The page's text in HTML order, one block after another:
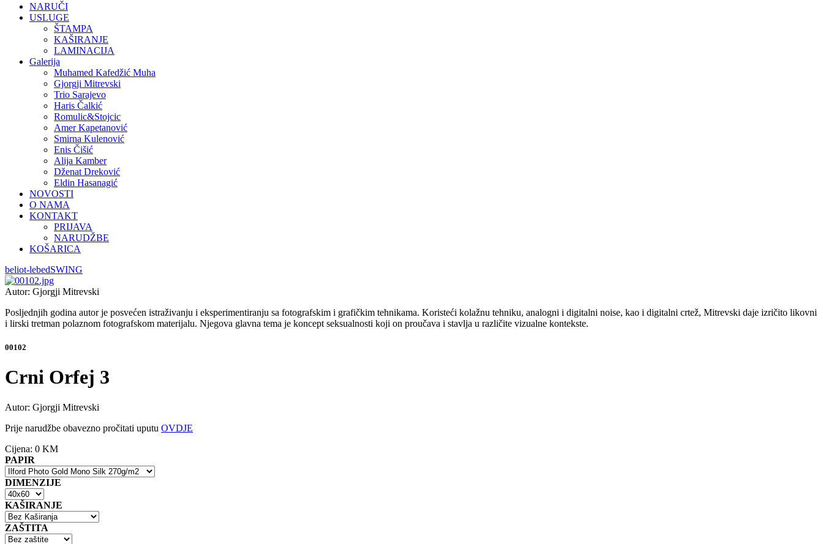
NARUČI
USLUGE
ŠTAMPA
KAŠIRANJE
LAMINACIJA
Galerija
Muhamed Kafedžić Muha
Gjorgji Mitrevski
Trio Sarajevo
Haris Čalkić
Romulic&Stojcic
Amer Kapetanović
Smirna Kulenović
Enis Čišić
Alija Kamber
Dženat Dreković
Eldin Hasanagić
NOVOSTI
O NAMA
KONTAKT
PRIJAVA
NARUDŽBE
KOŠARICA
beliot-lebedSWING
Autor: Gjorgji Mitrevski
Posljednjih godina autor je posvećen istraživanju i eksperimentiranju sa fotografskim i grafičkim tehnikama. Koristeći kolažnu tehniku, analogni i digitalni noise, kao i digitalni crtež, Mitrevski daje izričito likovni
i lirski tretman polaznom fotografskom materijalu. Njegova glavna tema je koncept seksualnosti koji on proučava i stavlja u različite vizualne kontekste.
00102
Crni Orfej 3
Autor: Gjorgji Mitrevski
Prije narudžbe obavezno pročitati uputu OVDJE
Cijena: 0 KM
PAPIR
DIMENZIJE
KAŠIRANJE
ZAŠTITA